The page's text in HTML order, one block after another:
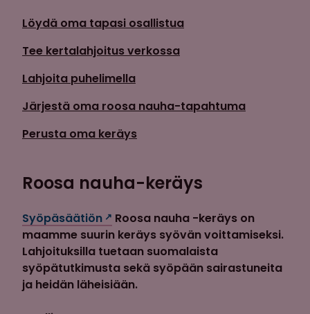
Löydä oma tapasi osallistua
Tee kertalahjoitus verkossa
Lahjoita puhelimella
Järjestä oma roosa nauha-tapahtuma
Perusta oma keräys
Roosa nauha-keräys
Syöpäsäätiön
Roosa nauha -keräys on
maamme suurin keräys syövän voittamiseksi.
Lahjoituksilla tuetaan suomalaista
syöpätutkimusta sekä syöpään sairastuneita
ja heidän läheisiään.